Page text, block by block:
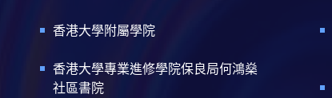
香港大學附屬學院
香港大學專業進修學院保良局何鴻燊
社區書院